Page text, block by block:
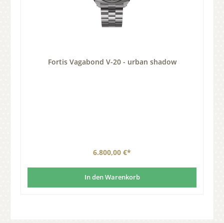
Fortis Vagabond V-20 - urban shadow
6.800,00 €*
In den Warenkorb